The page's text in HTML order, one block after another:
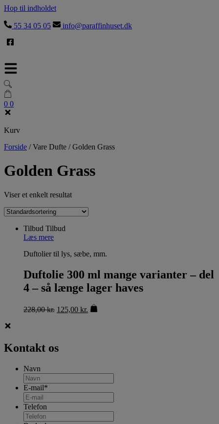
Hop til indholdet
55 34 05 05 info@paraffinhuset.dk
0 0
Kurv
Forside /Vare Dufte /Golden Grass
Golden Grass
Viser et enkelt resultat
Tilbud Tilbud
Læs mere
Duftolier til lys, sæbe, mm.
Duftolie 300 ml mange varianter – del
4 – så længe lager haves
228,00kr. 125,00 kr.
Kontakt os
Navn
E-mail*
Telefon